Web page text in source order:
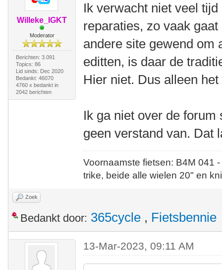
Willeke_IGKT
Moderator
Berichten: 3.091
Topics: 86
Lid sinds: Dec 2020
Bedankt: 46070
4760 x bedankt in
2042 berichten
Ik verwacht niet veel
reparaties, zo vaak
andere site gewend om
editten, is daar de
Hier niet. Dus alleen
Ik ga niet over de
geen verstand van. Dat
Voornaamste fietsen: B4M
trike, beide alle wielen 20" en
Zoek
Bedankt door: 365cycle , Fietsbennie
13-Mar-2023, 09:11 AM